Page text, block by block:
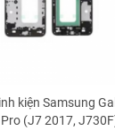
kiện Samsung
(J7 2017,